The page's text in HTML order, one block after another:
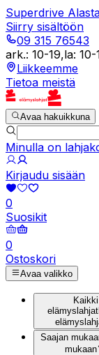
Superdrive
Siirry sisältöön
09 315 76543
ark.: 10-19,la: 10-
Liikkeemme
Tietoa meistä
Avaa hakuikkuna
Minulla on
Kirjaudu sisään
0
Suosikit
0
Ostoskori
Avaa valikko
Kaikki
elämyslahjat
Saajan
mukaan